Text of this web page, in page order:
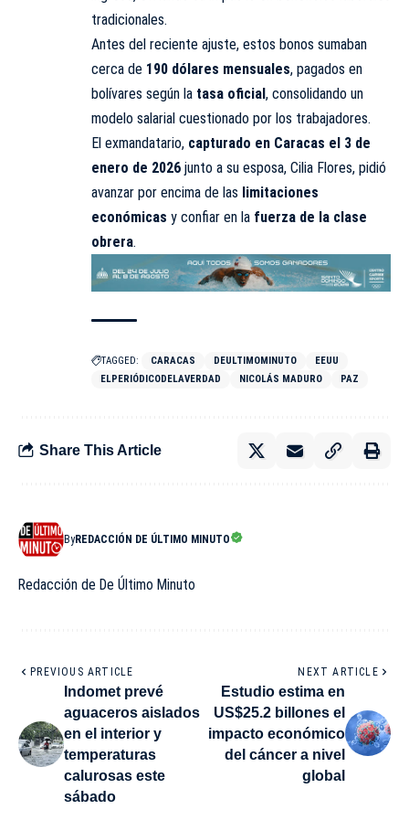
tradicionales.
Antes del reciente ajuste, estos bonos sumaban
cerca de 190 dólares mensuales, pagados en
bolívares según la tasa oficial , consolidando un
modelo salarial cuestionado por los trabajadores.
El exmandatario, capturado en Caracas el 3 de
enero de 2026 junto a su esposa, Cilia Flores, pidió
avanzar por encima de las limitaciones
económicas y confiar en la fuerza de la clase
obrera.
TAGGED: CARACAS DEULTIMOMINUTO
EEUU
ELPERIÓDICODELAVERDAD
NICOLÁS MADURO PAZ
Share This Article
ByREDACCIÓN DE ÚLTIMO MINUTO
Redacción de De Último Minuto
PREVIOUS ARTICLE
Indomet prevé
aguaceros aislados
en el interior y
temperaturas
calurosas este
sábado
NEXT ARTICLE
Estudio estima en
US$25.2 billones el
impacto económico
del cáncer a nivel
global